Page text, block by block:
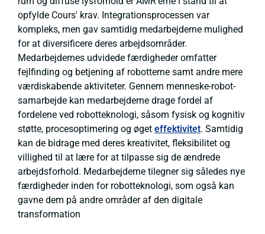
opfylde Cours' krav. Integrationsprocessen var
kompleks, men gav samtidig medarbejderne mulighed
for at diversificere deres arbejdsområder.
Medarbejdernes udvidede færdigheder omfatter
fejlfinding og betjening af robotterne samt andre mere
værdiskabende aktiviteter. Gennem menneske-robot-
samarbejde kan medarbejderne drage fordel af
fordelene ved robotteknologi, såsom fysisk og kognitiv
støtte, procesoptimering og øget effektivitet. Samtidig
kan de bidrage med deres kreativitet, fleksibilitet og
villighed til at lære for at tilpasse sig de ændrede
arbejdsforhold. Medarbejderne tilegner sig således nye
færdigheder inden for robotteknologi, som også kan
gavne dem på andre områder af den digitale
transformation